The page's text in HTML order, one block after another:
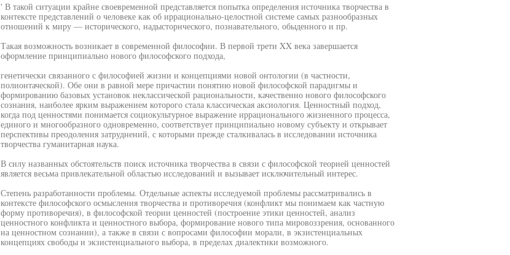
' В такой ситуации крайне своевременной представляется попытка определения источника творчества в
контексте представлений о человеке как об иррационально-целостной системе самых разнообразных
отношений к миру — исторического, надысторнческого, познавательного, обыденного и пр.
Такая возможность возникает в современной философии. В первой трети XX века завершается
оформление принципиально нового философского подхода,
генетически связанного с философией жизни и концепциями новой онтологии (в частности,
полионтаческой). Обе они в равной мере причастии понятию новой философской парадигмы и
формированию базовых установок неклассической рациональности, качественно нового философского
сознания, наиболее ярким выражением которого стала классическая аксиология. Ценностный подход,
когда под ценностями понимается социокультурное выражение иррационального жизненного процесса,
единого и многообразного одновременно, соответствует принципиально новому субъекту и открывает
перспективы преодоления затруднений, с которыми прежде сталкивалась в исследовании источника
творчества гуманитарная наука.
В силу названных обстоятельств поиск источника творчества в связи с философской теорией ценностей
является весьма привлекательной областью исследований и вызывает исключительный интерес.
Степень разработанности проблемы. Отдельные аспекты исследуемой проблемы рассматривались в
контексте философского осмысления творчества и противоречия (конфликт мы понимаем как частную
форму противоречия), в философской теории ценностей (построение этики ценностей, анализ
ценностного конфликта и ценностного выбора, формирование нового типа мировоззрения, основанного
на ценностном сознании), а также в связи с вопросами философии морали, в экзистенциальных
концепциях свободы и экзистенциального выбора, в пределах диалектики возможного.